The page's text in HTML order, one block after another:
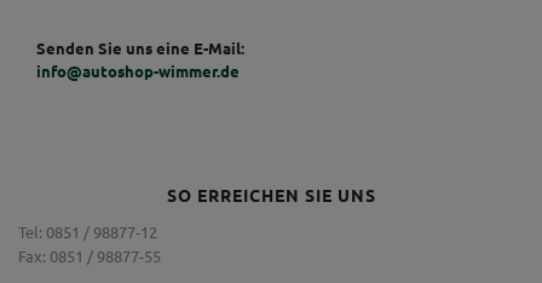
Senden Sie uns eine E-Mail:
info@autoshop-wimmer.de
SO ERREICHEN SIE UNS
Tel: 0851 / 98877-12
Fax: 0851 / 98877-55